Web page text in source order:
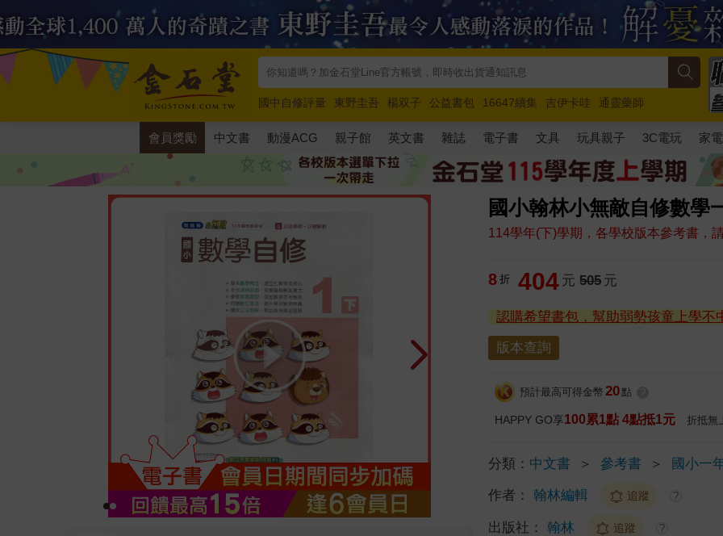
國中自修評量 東野圭吾 楊双子 公益書包 16647續集 吉伊卡哇
通靈藥師
唯紅花綻放
奧德賽 路邊攤新作 馬斯克 玩具總動員5 超慢跑
會員獎勵 中文書 動漫ACG 親子館 英文書 雜誌 電子書 文具 玩具親子 3C電玩 家電
國小翰林小無敵自修數學
114學年(下)學期，各學校版本參考書，
8 折 404 元 505 元
認購希望書包，幫助弱勢孩童上學不
版本查詢
預計最高可得金幣 20 點
HAPPY GO享100累1點 4點抵1元 折抵無
分類： 中文書 ＞ 參考書 ＞ 國小一
作者： 翰林編輯 追蹤 ?
出版社： 翰林 追蹤 ?